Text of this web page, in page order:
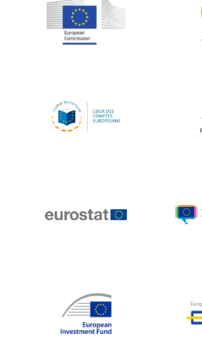
Jean-Louis Schiltz
Jean-Victor Louis
Johnny Åkerholm
Katharien L.C. Hunt
Klaus-Heiner Lehne
Koen LENAERTS
Lars Heikensten